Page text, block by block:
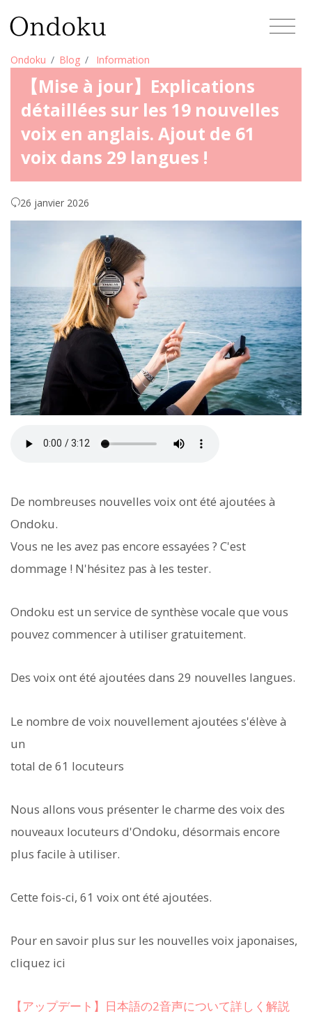
Ondoku Blog Information
【Mise à jour】Explications
détaillées sur les 19 nouvelles
voix en anglais. Ajout de 61
voix dans 29 langues !
26 janvier 2026
De nombreuses nouvelles voix ont été ajoutées à
Ondoku.
Vous ne les avez pas encore essayées ? C'est
dommage ! N'hésitez pas à les tester.
Ondoku est un service de synthèse vocale que vous
pouvez commencer à utiliser gratuitement.
Des voix ont été ajoutées dans 29 nouvelles langues.
Le nombre de voix nouvellement ajoutées s'élève à
un
total de 61 locuteurs
Nous allons vous présenter le charme des voix des
nouveaux locuteurs d'Ondoku, désormais encore
plus facile à utiliser.
Cette fois-ci, 61 voix ont été ajoutées.
Pour en savoir plus sur les nouvelles voix japonaises,
cliquez ici
【アップデート】日本語の2音声について詳しく解説